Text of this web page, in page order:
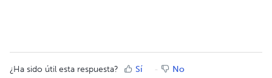
¿Ha sido útil esta respuesta? Sí No